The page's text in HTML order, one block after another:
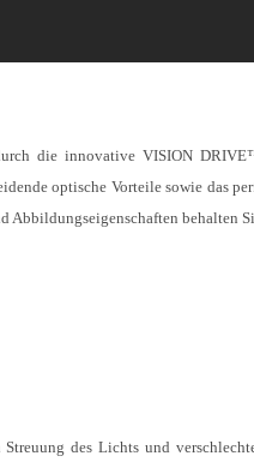
die innovative VISION
optische Vorteile sowie das
behalten
des Lichts und